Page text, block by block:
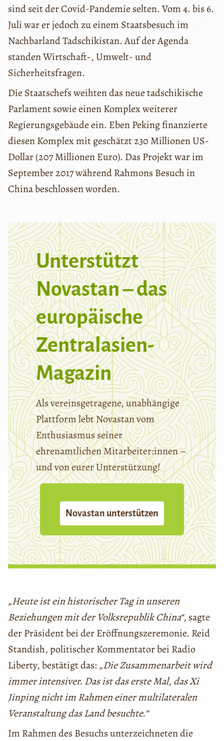
sind seit der Covid-Pandemie selten. Vom 4. bis 6.
Juli war er jedoch zu einem Staatsbesuch im
Nachbarland Tadschikistan. Auf der Agenda
standen Wirtschaft-, Umwelt- und
Sicherheitsfragen.
Die Staatschefs weihten das neue tadschikische
Parlament sowie einen Komplex weiterer
Regierungsgebäude ein. Eben Peking finanzierte
diesen Komplex mit geschätzt 230 Millionen US-
Dollar (207 Millionen Euro). Das Projekt war im
September 2017 während Rahmons Besuch in
China beschlossen worden.
Unterstützt
Novastan – das
europäische
Zentralasien-
Magazin
Als vereinsgetragene, unabhängige
Plattform lebt Novastan vom
Enthusiasmus seiner
ehrenamtlichen Mitarbeiter:innen –
und von eurer Unterstützung!
Novastan unterstützen
„Heute ist ein historischer Tag in unseren
Beziehungen mit der Volksrepublik China“, sagte
der Präsident bei der Eröffnungszeremonie. Reid
Standish, politischer Kommentator bei Radio
Liberty, bestätigt das: „Die Zusammenarbeit wird
immer intensiver. Das ist das erste Mal, das Xi
Jinping nicht im Rahmen einer multilateralen
Veranstaltung das Land besuchte.“
Im Rahmen des Besuchs unterzeichneten die